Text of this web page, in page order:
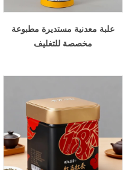
علبة معدنية مستديرة مطبوعة
مخصصة للتغليف